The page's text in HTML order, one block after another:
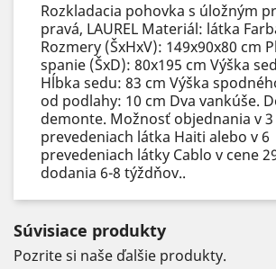
Rozkladacia pohovka s úložným
pravá, LAUREL Materiál: látka
Rozmery (ŠxHxV): 149x90x80 cm
spanie (ŠxD): 80x195 cm Výška
Hĺbka sedu: 83 cm Výška
od podlahy: 10 cm Dva vankúše.
demonte. Možnosť objednania v
prevedeniach látka Haiti alebo v 6
prevedeniach látky Cablo v cene
dodania 6-8 týždňov..
Súvisiace produkty
Pozrite si naše ďalšie produkty.